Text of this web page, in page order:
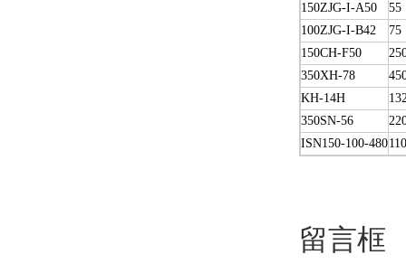
150ZJG-I-A50
55
100ZJG-I-B42
75
150CH-F50
350XH-78
KH-14H
350SN-56
ISN150-100-480110
留言框